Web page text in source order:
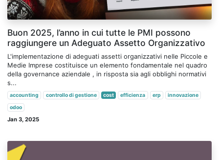
Buon 2025, l’anno in cui tutte le PMI possono
raggiungere un Adeguato Assetto Organizzativo
L'implementazione di adeguati assetti organizzativi nelle Piccole e
Medie Imprese costituisce un elemento fondamentale nel quadro
della governance aziendale , in risposta sia agli obblighi normativi
s...
accounting controllo di gestione cost efficienza erp
innovazione
odoo
Jan 3, 2025